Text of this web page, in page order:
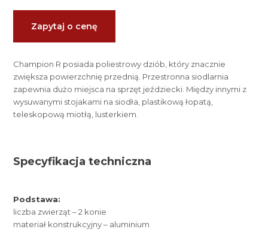
Zapytaj o cenę
Champion R posiada poliestrowy dziób, który znacznie
zwiększa powierzchnię przednią. Przestronna siodlarnia
zapewnia dużo miejsca na sprzęt jeździecki. Między innymi z
wysuwanymi stojakami na siodła, plastikową łopatą,
teleskopową miotłą, lusterkiem.
Specyfikacja techniczna
Podstawa:
liczba zwierząt – 2 konie
materiał konstrukcyjny – aluminium